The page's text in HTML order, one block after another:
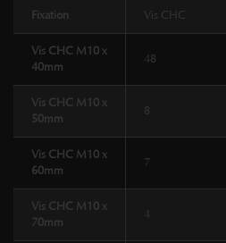
Fixation Vis CHC
Vis CHC M10 x
40mm
48
Vis CHC M10 x
50mm
8
Vis CHC M10 x
60mm
7
Vis CHC M10 x
70mm